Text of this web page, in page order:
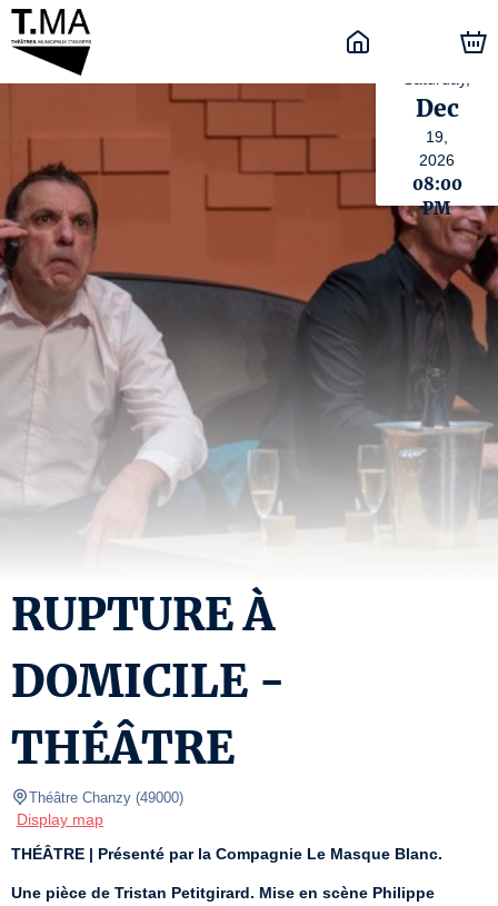
Dec
19,
2026
08:00
PM
RUPTURE À
DOMICILE -
THÉÂTRE
Théâtre Chanzy (49000)
Display map
THÉÂTRE | Présenté par la Compagnie Le Masque Blanc.
Une pièce de Tristan Petitgirard. Mise en scène Philippe